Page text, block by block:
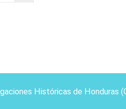
Históricas de Honduras